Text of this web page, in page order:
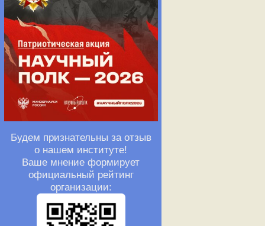
Будем признательны за отзыв
о нашем институте!
Ваше мнение формирует
официальный рейтинг
организации: